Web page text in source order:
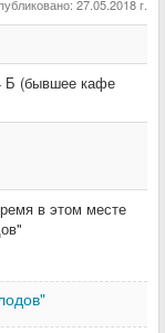
27.05.2018 г.
Б (бывшее кафе
в этом месте